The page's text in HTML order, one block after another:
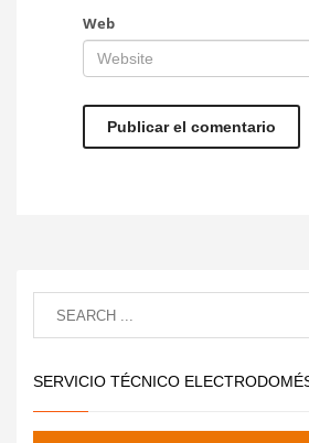
Web
SERVICIO TÉCNICO